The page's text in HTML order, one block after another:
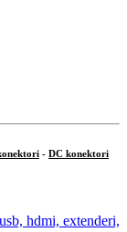
- DC konektori